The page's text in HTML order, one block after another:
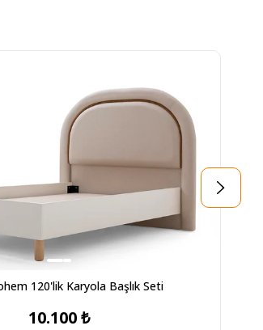
120'lik Karyola Başlık Seti
10.100 ₺